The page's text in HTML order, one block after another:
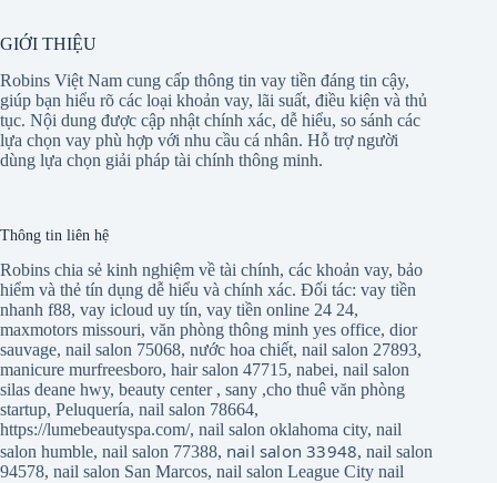
GIỚI THIỆU
Robins Việt Nam cung cấp thông tin vay tiền đáng tin cậy,
giúp bạn hiểu rõ các loại khoản vay, lãi suất, điều kiện và thủ
tục. Nội dung được cập nhật chính xác, dễ hiểu, so sánh các
lựa chọn vay phù hợp với nhu cầu cá nhân. Hỗ trợ người
dùng lựa chọn giải pháp tài chính thông minh.
Thông tin liên hệ
Robins chia sẻ kinh nghiệm về tài chính, các khoản vay, bảo
hiểm và thẻ tín dụng dễ hiểu và chính xác. Đối tác: vay tiền
nhanh f88, vay icloud uy tín, vay tiền online 24 24,
maxmotors missouri, văn phòng thông minh yes office, dior
sauvage, nail salon 75068, nước hoa chiết, nail salon 27893,
manicure murfreesboro, hair salon 47715, nabei, nail salon
silas deane hwy, beauty center, sany ,cho thuê văn phòng
startup, Peluquería, nail salon 78664,
https://lumebeautyspa.com/, nail salon oklahoma city, nail
salon humble, nail salon 77388, nail salon 33948,nail salon
94578, nail salon San Marcos, nail salon League City nail